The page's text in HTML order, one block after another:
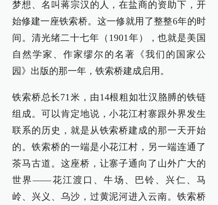
梦想、名叫蒋宗汉的人，在盐商的资助下，开
始修建一座铁索桥。这一修就用了整整6年的时
间。清光绪二十七年（1901年），也就是美国
自然学家、作家缪尔的名著《我们的国家公
园》出版的那一年，铁索桥建成启用。
铁索桥总长71米，由14根粗如壮汉胳膊的铁链
组成。可以肯定地说，小花江村寨跟外界发生
联系的历史，就是从铁索桥建成的那一天开始
的。铁索桥的一端是小花江村，另一端连通了
茶马古道。这座桥，让寨子通向了山外广大的
世界——花江渡口、牛场、巴铃、兴仁、马
岭、兴义、乌沙，过黄泥河进入云南。铁索桥